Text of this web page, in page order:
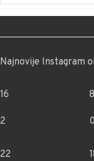
Najnovije Instagram
16
2
8
0
22